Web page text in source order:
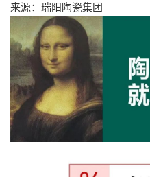
来源：瑞阳陶瓷集团